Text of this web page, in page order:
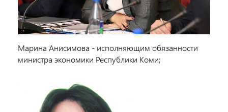
Марина Анисимова - исполняющим обязанности
министра экономики Республики Коми;